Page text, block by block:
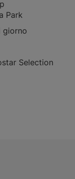
Park
giorno
Selection